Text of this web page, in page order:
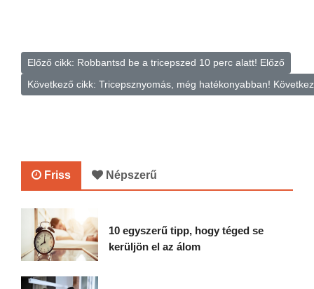
Előző cikk: Robbantsd be a tricepszed 10 perc alatt! Előző
Következő cikk: Tricepsznyomás, még hatékonyabban!
Friss Népszerű
10 egyszerű tipp, hogy téged se
kerüljön el az álom